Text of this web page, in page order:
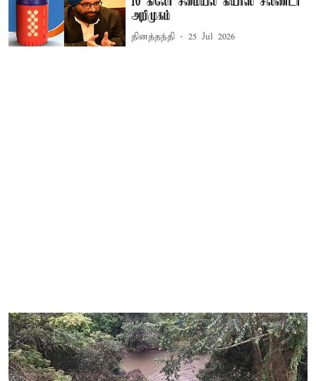
அறிமுகம்
தினத்தந்தி 25 Jul 2026